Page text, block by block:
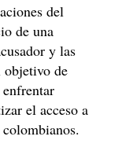
del
de una
y las
objetivo de
el acceso a